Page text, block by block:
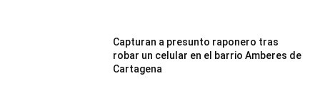
Capturan a presunto raponero tras
robar un celular en el barrio Amberes de
Cartagena